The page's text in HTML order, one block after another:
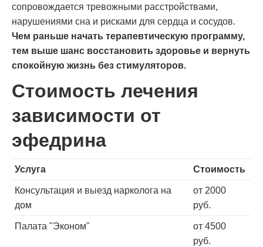
сопровождается тревожными расстройствами,
нарушениями сна и рисками для сердца и сосудов.
Чем раньше начать терапевтическую программу,
тем выше шанс восстановить здоровье и вернуть
спокойную жизнь без стимуляторов.
Стоимость лечения
зависимости от
эфедрина
Услуга Стоимость
Консультация и выезд нарколога на
дом
от 2000
руб.
Палата "Эконом"
от 4500
руб.